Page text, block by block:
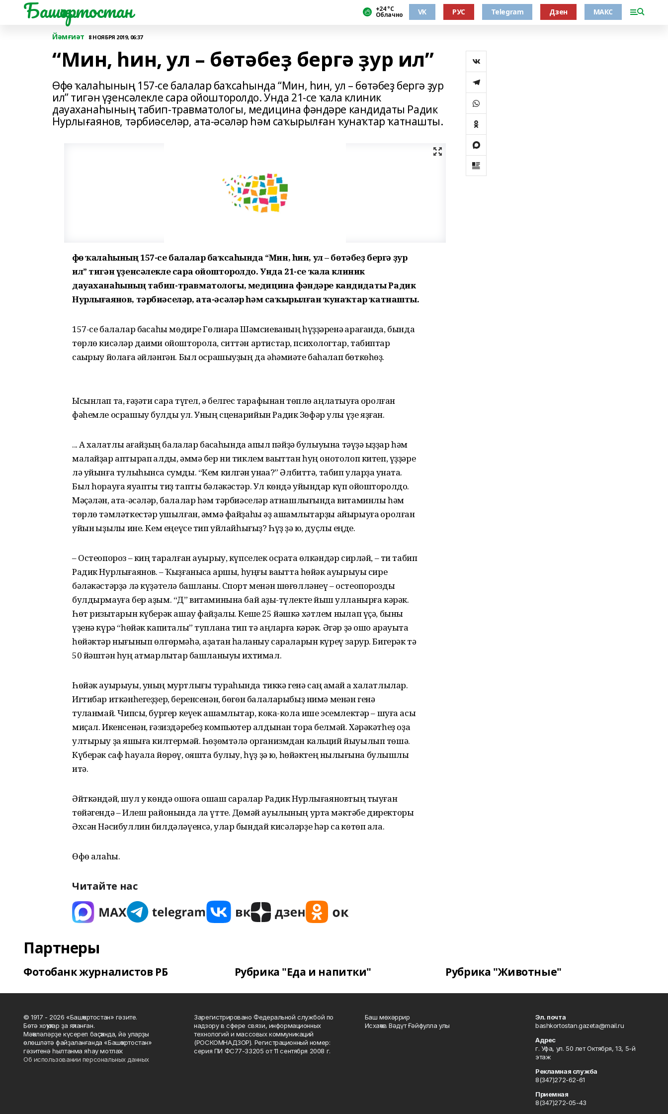
Башҡортостан +24 °С
Облачно VK РУС Telegram Дзен МАКС
Йәмғиәт 8 НОЯБРЯ 2019, 06:37
“Мин, һин, ул – бөтәбеҙ бергә ҙур ил”
Өфө ҡалаһының 157-се балалар баҡсаһында “Мин, һин, ул – бөтәбеҙ бергә ҙур
ил” тигән үҙенсәлекле сара ойошторолдо. Унда 21-се ҡала клиник
дауаханаһының табип-травматологы, медицина фәндәре кандидаты Радик
Нурлығаянов, тәрбиәселәр, ата-әсәләр һәм саҡырылған ҡунаҡтар ҡатнашты.
Өфө ҡалаһының 157-се балалар баҡсаһында “Мин, һин, ул – бөтәбеҙ бергә ҙур
ил” тигән үҙенсәлекле сара ойошторолдо. Унда 21-се ҡала клиник
дауаханаһының табип-травматологы, медицина фәндәре кандидаты Радик
Нурлығаянов, тәрбиәселәр, ата-әсәләр һәм саҡырылған ҡунаҡтар ҡатнашты.
157-се балалар баҡсаһы мөдире Гөлнара Шәмсиеваның һүҙҙәренә ҡарағанда, бында
төрлө кисәләр даими ойошторола, ситтән артистар, психологтар, табиптар
саҡырыу йолаға әйләнгән. Был осрашыуҙың да әһәмиәте баһалап бөткөһөҙ.
Ысынлап та, ғәҙәти сара түгел, ә белгес тарафынан төплө аңлатыуға ҡоролған
фәһемле осрашыу булды ул. Уның сценарийын Радик Зөфәр улы үҙе яҙған.
... Аҡ халатлы ағайҙың балалар баҡсаһында ҡапыл пәйҙә булыуына тәүҙә ҡыҙҙар һәм
малайҙар аптырап ҡалды, әммә бер ни тиклем ваҡыттан һуң онотолоп китеп, үҙҙәре
лә уйынға тулыһынса сумды. “Кем килгән ҡунаҡҡа?” Әлбиттә, табип уларҙа ҡунаҡта.
Был һорауға яуапты тиҙ тапты бәләкәстәр. Ул көндә уйындар күп ойошторолдо.
Мәҫәлән, ата-әсәләр, балалар һәм тәрбиәселәр ҡатнашлығында витаминлы һәм
төрлө тәмләткестәр ҡушылған, әммә файҙаһы әҙ ашамлыҡтарҙы айырыуға ҡоролған
уйын ҡыҙыҡлы ине. Кем еңеүсе тип уйлайһығыҙ? Һүҙ ҙә юҡ, дуҫлыҡ еңде.
– Остеопороз – киң таралған ауырыу, күпселек осраҡта өлкәндәр сирләй, – ти табип
Радик Нурлығаянов. – Ҡыҙғанысҡа ҡаршы, һуңғы ваҡытта һөйәк ауырыуы сире
бәләкәстәрҙә лә күҙәтелә башланы. Спорт менән шөғөлләнеү – остеопорозды
булдырмауға бер аҙым. “Д” витаминына бай аҙыҡ-түлекте йыш ҡулланырға кәрәк.
Һөт ризыҡтарын күберәк ашау файҙалы. Кеше 25 йәшкә хәтлем ныҡлап үҫә, быны
үҙенә күрә “һөйәк капиталы” туплана тип тә аңларға кәрәк. Әгәр ҙә ошо арауыҡта
һөйәктәр нығынып өлгөрмәһә, аҙаҡтан һаҡланыу сараларын күреү зарур. Бигерәк тә
50 йәштән һуң ҡатмарлыҡтар башланыуы ихтимал.
Һөйәк ауырыуы, уның муртлығы тураһында тиккә генә саң ҡаҡмай аҡ халатлылар.
Иғтибар иткәнһегеҙҙер, беренсенән, бөгөн балаларыбыҙ нимә менән генә
туҡланмай. Чипсы, бургер кеүек ашамлыҡтар, кока-кола ише эсемлектәр – шуға асыҡ
миҫал. Икенсенән, ғәзиздәребеҙ компьютер алдынан тора белмәй. Хәрәкәтһеҙ оҙаҡ
ултырыу ҙа яҡшыға килтермәй. Һөҙөмтәлә организмдан кальций йыуылып төшә.
Күберәк саф һауала йөрөү, ҡояшта булыу, һүҙ ҙә юҡ, һөйәктең ныҡлығына булышлыҡ
итә.
Әйткәндәй, шул уҡ көндә ошоға оҡшаш саралар Радик Нурлығаяновтың тыуған
төйәгендә – Илеш районында ла үтте. Дөмәй ауылының урта мәктәбе директоры
Әхсән Нәсибуллин билдәләүенсә, улар бындай кисәләрҙе һәр саҡ көтөп ала.
Өфө ҡалаһы.
Читайте нас
Партнеры
Фотобанк журналистов РБ Рубрика "Еда и напитки" Рубрика "Животные"
© 1917 - 2026 «Башҡортостан» гәзите.
Бөтә хоҡуҡтар ҙа яҡланған.
Мәҡәләләрҙе күсереп баҫҡанда, йә уларҙы
өлөшләтә файҙаланғанда «Башҡортостан»
гәзитенә һылтанма яһау мотлаҡ.
Об использовании персональных данных
Зарегистрировано Федеральной службой по
надзору в сфере связи, информационных
технологий и массовых коммуникаций
(РОСКОМНАДЗОР). Регистрационный номер:
серия ПИ ФС77-33205 от 11 сентября 2008 г.
Баш мөхәррир
Исхаҡов Вәдүт Ғәйфулла улы
Эл. почта
bashkortostan.gazeta@mail.ru
Адрес
г. Уфа, ул. 50 лет Октября, 13, 5-й
этаж
Рекламная служба
8(347)272-62-61
Приемная
8(347)272-05-43